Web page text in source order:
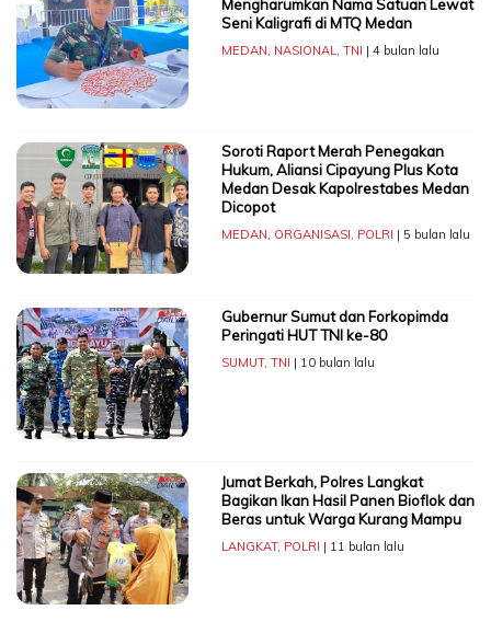
Mengharumkan Nama Satuan Lewat
Seni Kaligrafi di MTQ Medan
MEDAN, NASIONAL, TNI | 4 bulan lalu
Soroti Raport Merah Penegakan
Hukum, Aliansi Cipayung Plus Kota
Medan Desak Kapolrestabes Medan
Dicopot
MEDAN, ORGANISASI, POLRI | 5 bulan lalu
Gubernur Sumut dan Forkopimda
Peringati HUT TNI ke-80
SUMUT, TNI | 10 bulan lalu
Jumat Berkah, Polres Langkat
Bagikan Ikan Hasil Panen Bioflok dan
Beras untuk Warga Kurang Mampu
LANGKAT, POLRI | 11 bulan lalu